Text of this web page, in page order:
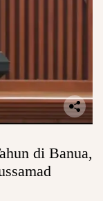
di Banua,